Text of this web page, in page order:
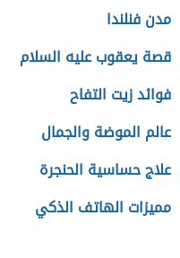
مدن فنلندا
قصة يعقوب عليه السلام
فوائد زيت التفاح
عالم الموضة والجمال
علاج حساسية الحنجرة
مميزات الهاتف الذكي